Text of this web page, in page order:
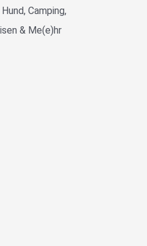
Camping,
& Me(e)hr